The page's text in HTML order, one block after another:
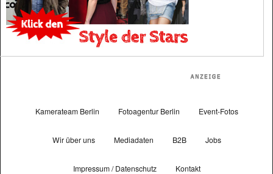
Kamerateam Berlin Fotoagentur Berlin Event-Fotos
Wir über uns Mediadaten B2B Jobs
Impressum / Datenschutz Kontakt